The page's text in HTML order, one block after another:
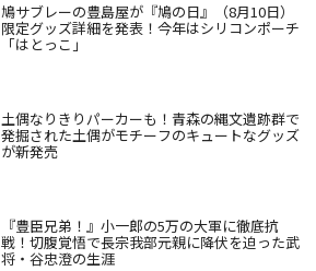
鳩サブレーの豊島屋が『鳩の日』（8月10日）
限定グッズ詳細を発表！今年はシリコンポーチ
「はとっこ」
土偶なりきりパーカーも！青森の縄文遺跡群で
発掘された土偶がモチーフのキュートなグッズ
が新発売
『豊臣兄弟！』小一郎の5万の大軍に徹底抗
戦！切腹覚悟で長宗我部元親に降伏を迫った武
将・谷忠澄の生涯